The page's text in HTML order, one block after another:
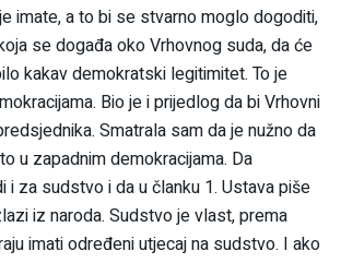
imate, a to bi se stvarno moglo dogoditi,
se događa oko Vrhovnog suda, da će
kakav demokratski legitimitet. To je
Bio je i prijedlog da bi Vrhovni
Smatrala sam da je nužno da
u zapadnim demokracijama. Da
i za sudstvo i da u članku 1. Ustava piše
iz naroda. Sudstvo je vlast, prema
imati određeni utjecaj na sudstvo. I ako